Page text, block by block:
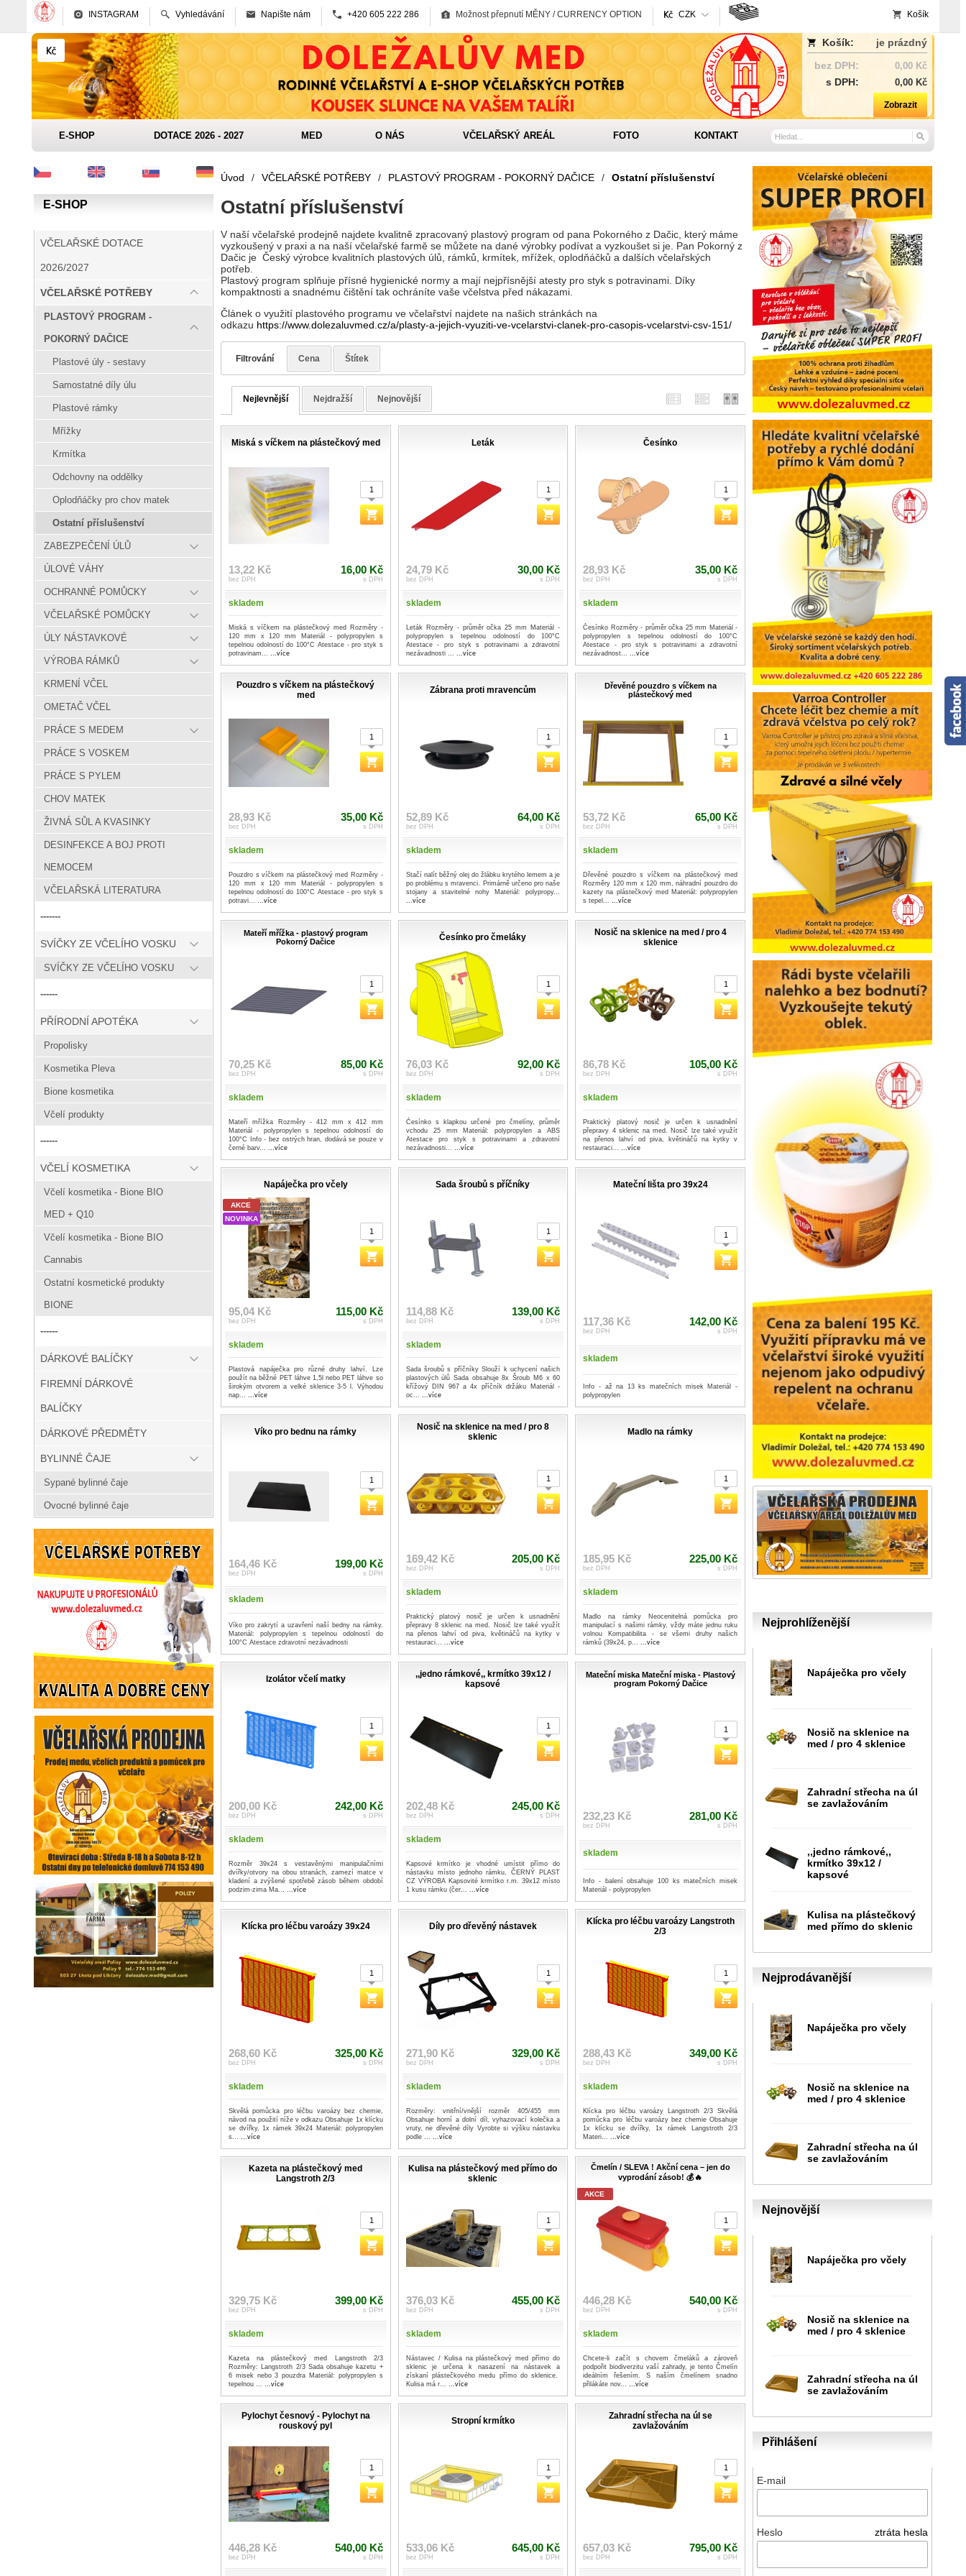
INSTAGRAM Vyhledávání Napište nám +420 605 222 286 Možnost přepnutí MĚNY / CURRENCY OPTION CZK Košík
Košík:
je prázdný
bez DPH:
0,00 Kč
s DPH: 0,00 Kč
Zobrazit
E-SHOP DOTACE 2026 - 2027 MED O NÁS VČELAŘSKÝ AREÁL FOTO KONTAKT
E-SHOP
VČELAŘSKÉ DOTACE
2026/2027
VČELAŘSKÉ POTŘEBY
PLASTOVÝ PROGRAM -
POKORNÝ DAČICE
Plastové úly - sestavy
Samostatné díly úlu
Plastové rámky
Mřížky
Krmítka
Odchovny na oddělky
Oplodňáčky pro chov matek
Ostatní příslušenství
ZABEZPEČENÍ ÚLŮ
ÚLOVÉ VÁHY
OCHRANNÉ POMŮCKY
VČELAŘSKÉ POMŮCKY
ÚLY NÁSTAVKOVÉ
VÝROBA RÁMKŮ
KRMENÍ VČEL
OMETAČ VČEL
PRÁCE S MEDEM
PRÁCE S VOSKEM
PRÁCE S PYLEM
CHOV MATEK
ŽIVNÁ SŮL A KVASINKY
DESINFEKCE A BOJ PROTI
NEMOCEM
VČELAŘSKÁ LITERATURA
-------
SVÍČKY ZE VČELÍHO VOSKU
SVÍČKY ZE VČELÍHO VOSKU
------
PŘÍRODNÍ APOTÉKA
Propolisky
Kosmetika Pleva
Bione kosmetika
Včelí produkty
------
VČELÍ KOSMETIKA
Včelí kosmetika - Bione BIO
MED + Q10
Včelí kosmetika - Bione BIO
Cannabis
Ostatní kosmetické produkty
BIONE
------
DÁRKOVÉ BALÍČKY
FIREMNÍ DÁRKOVÉ
BALÍČKY
DÁRKOVÉ PŘEDMĚTY
BYLINNÉ ČAJE
Sypané bylinné čaje
Ovocné bylinné čaje
Nejprohlíženější
Napáječka pro včely
Nosič na sklenice na
med / pro 4 sklenice
Zahradní střecha na úl
se zavlažováním
,,jedno rámkové,,
krmítko 39x12 /
kapsové
Kulisa na plástečkový
med přímo do sklenic
Nejprodávanější
Napáječka pro včely
Nosič na sklenice na
med / pro 4 sklenice
Zahradní střecha na úl
se zavlažováním
Nejnovější
Napáječka pro včely
Nosič na sklenice na
med / pro 4 sklenice
Zahradní střecha na úl
se zavlažováním
Přihlášení
E-mail
Heslo ztráta hesla
Úvod / VČELAŘSKÉ POTŘEBY / PLASTOVÝ PROGRAM - POKORNÝ DAČICE / Ostatní příslušenství
Ostatní příslušenství
V naší včelařské prodejně najdete kvalitně zpracovaný plastový program od pana Pokorného z Dačic, který máme
vyzkoušený v praxi a na naší včelařské farmě se můžete na dané výrobky podívat a vyzkoušet si je. Pan Pokorný z
Dačic je Český výrobce kvalitních plastových úlů, rámků, krmítek, mřížek, oplodňáčků a dalších včelařských
potřeb.
Plastový program splňuje přísné hygienické normy a mají nejpřísnější atesty pro styk s potravinami. Díky
kompaktnosti a snadnému čištění tak ochráníte vaše včelstva před nákazami.
Článek o využití plastového programu ve včelařství najdete na našich stránkách na
odkazu https://www.dolezaluvmed.cz/a/plasty-a-jejich-vyuziti-ve-vcelarstvi-clanek-pro-casopis-vcelarstvi-csv-151/
Filtrování Cena Štítek
Nejlevnější Nejdražší Nejnovější
Miská s víčkem na plástečkový med
13,22 Kč
bez DPH
16,00 Kč
s DPH
skladem
Miská s víčkem na plástečkový med Rozměry -
120 mm x 120 mm Materiál - polypropylen s
tepelnou odolností do 100°C Atestace - pro styk s
potravinam... ...více
Leták
24,79 Kč
bez DPH
30,00 Kč
s DPH
skladem
Leták Rozměry - průměr očka 25 mm Materiál -
polypropylen s tepelnou odolností do 100°C
Atestace - pro styk s potravinami a zdravotní
nezávadnosti ... ...více
Česínko
28,93 Kč
bez DPH
35,00 Kč
s DPH
skladem
Česínko Rozměry - průměr očka 25 mm Materiál -
polypropylen s tepelnou odolností do 100°C
Atestace - pro styk s potravinami a zdravotní
nezávadnost......více
Pouzdro s víčkem na plástečkový
med
28,93 Kč
bez DPH
35,00 Kč
s DPH
skladem
Pouzdro s víčkem na plástečkový med Rozměry -
120 mm x 120 mm Materiál - polypropylen s
tepelnou odolností do 100°C Atestace - pro styk s
potravi... ...více
Zábrana proti mravencům
52,89 Kč
bez DPH
64,00 Kč
s DPH
skladem
Stačí nalít běžný olej do žlábku krytého lemem a je
po problému s mravenci. Primárně určeno pro naše
stojany a stavitelné nohy Materiál: polypropy...
...více
Dřevěné pouzdro s víčkem na
plástečkový med
53,72 Kč
bez DPH
65,00 Kč
s DPH
skladem
Dřevěné pouzdro s víčkem na plástečkový med
Rozměry 120 mm x 120 mm, náhradní pouzdro do
kazety na plástečkový med Materiál: polypropylen
s tepel......více
Mateří mřížka - plastový program
Pokorný Dačice
70,25 Kč
bez DPH
85,00 Kč
s DPH
skladem
Mateří mřížka Rozměry - 412 mm x 412 mm
Materiál - polypropylen s tepelnou odolností do
100°C Info - bez ostrých hran, dodává se pouze v
černé barv... ...více
Česínko pro čmeláky
76,03 Kč
bez DPH
92,00 Kč
s DPH
skladem
Česínko s klapkou určené pro čmelíny, průměr
vchodu 25 mm Materiál: polypropylen a ABS
Atestace pro styk s potravinami a zdravotní
nezávadnosti... ...více
Nosič na sklenice na med / pro 4
sklenice
86,78 Kč
bez DPH
105,00 Kč
s DPH
skladem
Praktický platový nosič je určen k usnadnění
přepravy 4 sklenic na med. Nosič lze také využít
na přenos lahví od piva, květináčů na kytky v
restauraci......více
Napáječka pro včely
AKCE
NOVINKA
95,04 Kč
bez DPH
115,00 Kč
s DPH
skladem
Plastová napáječka pro různé druhy lahví. Lze
použít na běžné PET láhve 1,5l nebo PET láhve so
širokým otvorem a velké sklenice 3-5 l. Výhodou
nap... ...více
Sada šroubů s příčníky
114,88 Kč
bez DPH
139,00 Kč
s DPH
skladem
Sada šroubů s příčníky Slouží k uchycení našich
plastových úlů Sada obsahuje 8x Šroub M6 x 60
křížový DIN 967 a 4x příčník držáku Materiál -
oc... ...více
Mateční lišta pro 39x24
117,36 Kč
bez DPH
142,00 Kč
s DPH
skladem
Info - až na 13 ks matečních misek Materiál -
polypropylen
Víko pro bednu na rámky
164,46 Kč
bez DPH
199,00 Kč
s DPH
skladem
Víko pro zakrytí a uzavření naší bedny na rámky.
Materiál: polypropylen s tepelnou odolností do
100°C Atestace zdravotní nezávadnosti
Nosič na sklenice na med / pro 8
sklenic
169,42 Kč
bez DPH
205,00 Kč
s DPH
skladem
Praktický platový nosič je určen k usnadnění
přepravy 8 sklenic na med. Nosič lze také využít
na přenos lahví od piva, květináčů na kytky v
restauraci... ...více
Madlo na rámky
185,95 Kč
bez DPH
225,00 Kč
s DPH
skladem
Madlo na rámky Neocenitelná pomůcka pro
manipulací s našimi rámky, vždy máte jednu ruku
volnou Kompatibilita - se všemi druhy našich
rámků (39x24, p......více
Izolátor včelí matky
200,00 Kč
bez DPH
242,00 Kč
s DPH
skladem
Rozměr 39x24 s vestavěnými manipulačními
dvířky/otvory na obou stranách, zamezí matce v
kladení a zvýšené spotřebě zásob během období
podzim-zima Ma... ...více
,,jedno rámkové,, krmítko 39x12 /
kapsové
202,48 Kč
bez DPH
245,00 Kč
s DPH
skladem
Kapsové krmítko je vhodné umístit přímo do
nástavku místo jednoho rámku, ČERNÝ PLAST
CZ VÝROBA Kapsovité krmítko r.m. 39x12 místo
1 kusu rámku (čer... ...více
Mateční miska Mateční miska - Plastový
program Pokorný Dačice
232,23 Kč
bez DPH
281,00 Kč
s DPH
skladem
Info - balení obsahuje 100 ks matečních misek
Materiál - polypropylen
Klícka pro léčbu varoázy 39x24
268,60 Kč
bez DPH
325,00 Kč
s DPH
skladem
Skvělá pomůcka pro léčbu varoázy bez chemie,
návod na použití níže v odkazu Obsahuje 1x klícku
se dvířky, 1x rámek 39x24 Materiál: polypropylen
s... ...více
Díly pro dřevěný nástavek
271,90 Kč
bez DPH
329,00 Kč
s DPH
skladem
Rozměry: vnitřní/vnější rozměr 405/455 mm
Obsahuje horní a dolní díl, vyhazovací kolečka a
vruty, ne dřevěné díly Vyrobte si výšku nástavku
podle ... ...více
Klícka pro léčbu varoázy Langstroth
2/3
288,43 Kč
bez DPH
349,00 Kč
s DPH
skladem
Klícka pro léčbu varoázy Langstroth 2/3 Skvělá
pomůcka pro léčbu varoázy bez chemie Obsahuje
1x klícku se dvířky, 1x rámek Langstroth 2/3
Materi......více
Kazeta na plástečkový med
Langstroth 2/3
329,75 Kč
bez DPH
399,00 Kč
s DPH
skladem
Kazeta na plástečkový med Langstroth 2/3
Rozměry: Langstroth 2/3 Sada obsahuje kazetu +
6 misek nebo 3 pouzdra Materiál: polypropylen s
tepelnou ... ...více
Kulisa na plástečkový med přímo do
sklenic
376,03 Kč
bez DPH
455,00 Kč
s DPH
skladem
Nástavec / Kulisa na plástečkový med přímo do
sklenic je určena k nasazení na nástavek a
získaní plástečkového medu přímo do sklenice.
Kulisa má r... ...více
Čmelín / SLEVA ! Akční cena – jen do
vyprodání zásob! 💰🔥
AKCE
446,28 Kč
bez DPH
540,00 Kč
s DPH
skladem
Chcete-li začít s chovem čmeláků a zároveň
podpořit biodiverzitu vaší zahrady, je tento Čmelín
ideálním řešením. S naším čmelínem snadno
přilákáte nov......více
Pylochyt česnový - Pylochyt na
rouskový pyl
446,28 Kč
bez DPH
540,00 Kč
s DPH
Stropní krmítko
533,06 Kč
bez DPH
645,00 Kč
s DPH
Zahradní střecha na úl se
zavlažováním
657,03 Kč
bez DPH
795,00 Kč
s DPH